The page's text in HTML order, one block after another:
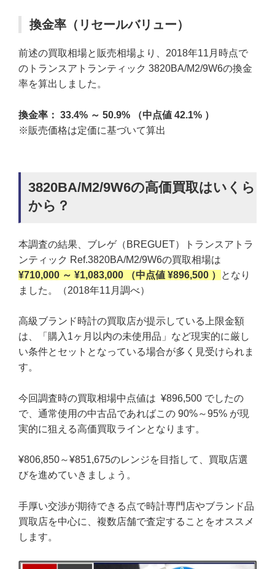
換金率（リセールバリュー）
前述の買取相場と販売相場より、2018年11月時点で
のトランスアトランティック 3820BA/M2/9W6の換金
率を算出しました。
換金率： 33.4% ～ 50.9% （中点値 42.1% ）
※販売価格は定価に基づいて算出
3820BA/M2/9W6の高価買取はいくら
から？
本調査の結果、ブレゲ（BREGUET）トランスアトラ
ンティック Ref.3820BA/M2/9W6の買取相場は
¥710,000 ～ ¥1,083,000 （中点値 ¥896,500 ）
となり
ました。（2018年11月調べ）
高級ブランド時計の買取店が提示している上限金額
は、「購入1ヶ月以内の未使用品」など現実的に厳し
い条件とセットとなっている場合が多く見受けられま
す。
今回調査時の買取相場中点値は ¥896,500 でしたの
で、通常使用の中古品であればこの 90%～95% が現
実的に狙える高価買取ラインとなります。
¥806,850～¥851,675のレンジを目指して、買取店選
びを進めていきましょう。
手厚い交渉が期待できる点で時計専門店やブランド品
買取店を中心に、複数店舗で査定することをオススメ
します。